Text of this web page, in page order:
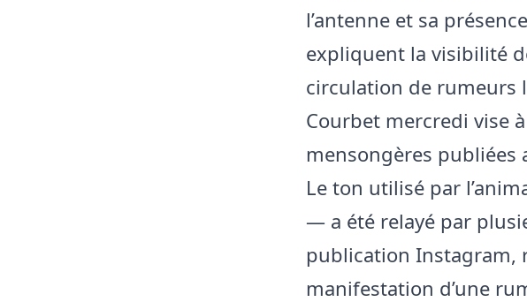
l’antenne et sa
expliquent la visibilité
circulation de rumeurs
Courbet mercredi vise
mensongères publiées
Le ton utilisé par
— a été relayé par
publication Instagram,
manifestation d’une